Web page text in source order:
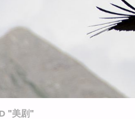
"美剧"